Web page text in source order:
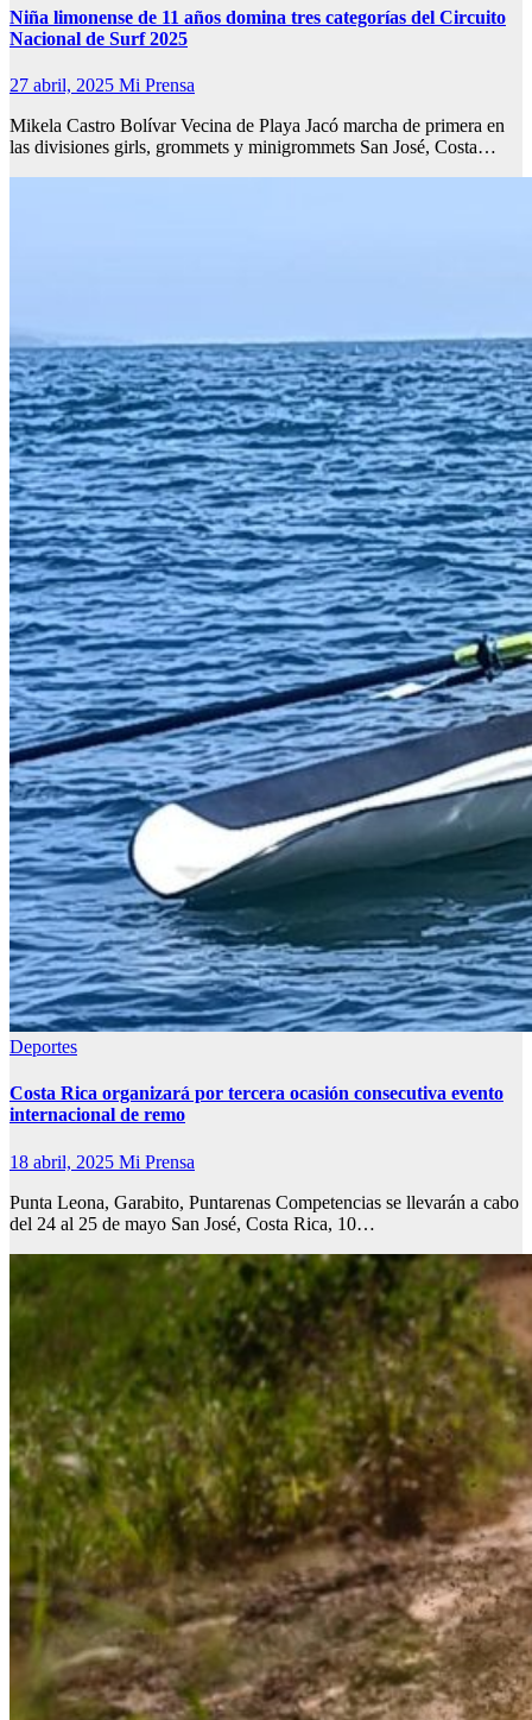
Niña limonense de 11 años domina tres categorías del Circuito
Nacional de Surf 2025
27 abril, 2025 Mi Prensa
Mikela Castro Bolívar Vecina de Playa Jacó marcha de primera en
las divisiones girls, grommets y minigrommets San José, Costa…
Deportes
Costa Rica organizará por tercera ocasión consecutiva evento
internacional de remo
18 abril, 2025 Mi Prensa
Punta Leona, Garabito, Puntarenas Competencias se llevarán a cabo
del 24 al 25 de mayo San José, Costa Rica, 10…